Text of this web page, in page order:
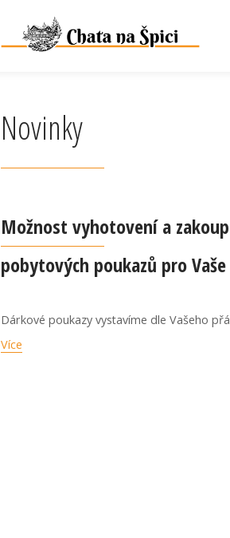
Novinky
Možnost vyhotovení a
pobytových poukazů pro
Dárkové poukazy vystavíme dle Vašeho
Více